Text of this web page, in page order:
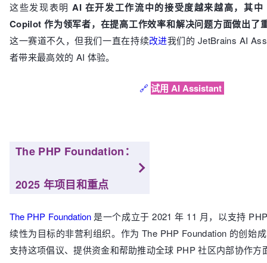
这些发现表明AI 在开发工作流中的接受度越来越高，其
Copilot 作为领军者，在提高工作效率和解决问题方面做出了
这一赛道不久，但我们一直在持续改进我们的 JetBrains AI
者带来最高效的 AI 体验。
🔗 试用 AI Assistant
The PHP Foundation：
2025 年项目和重点
The PHP Foundation 是一个成立于 2021 年 11 月，以支持
续性为目标的非营利组织。作为 The PHP Foundation 的创始
支持这项倡议、提供资金和帮助推动全球 PHP 社区内部协作方